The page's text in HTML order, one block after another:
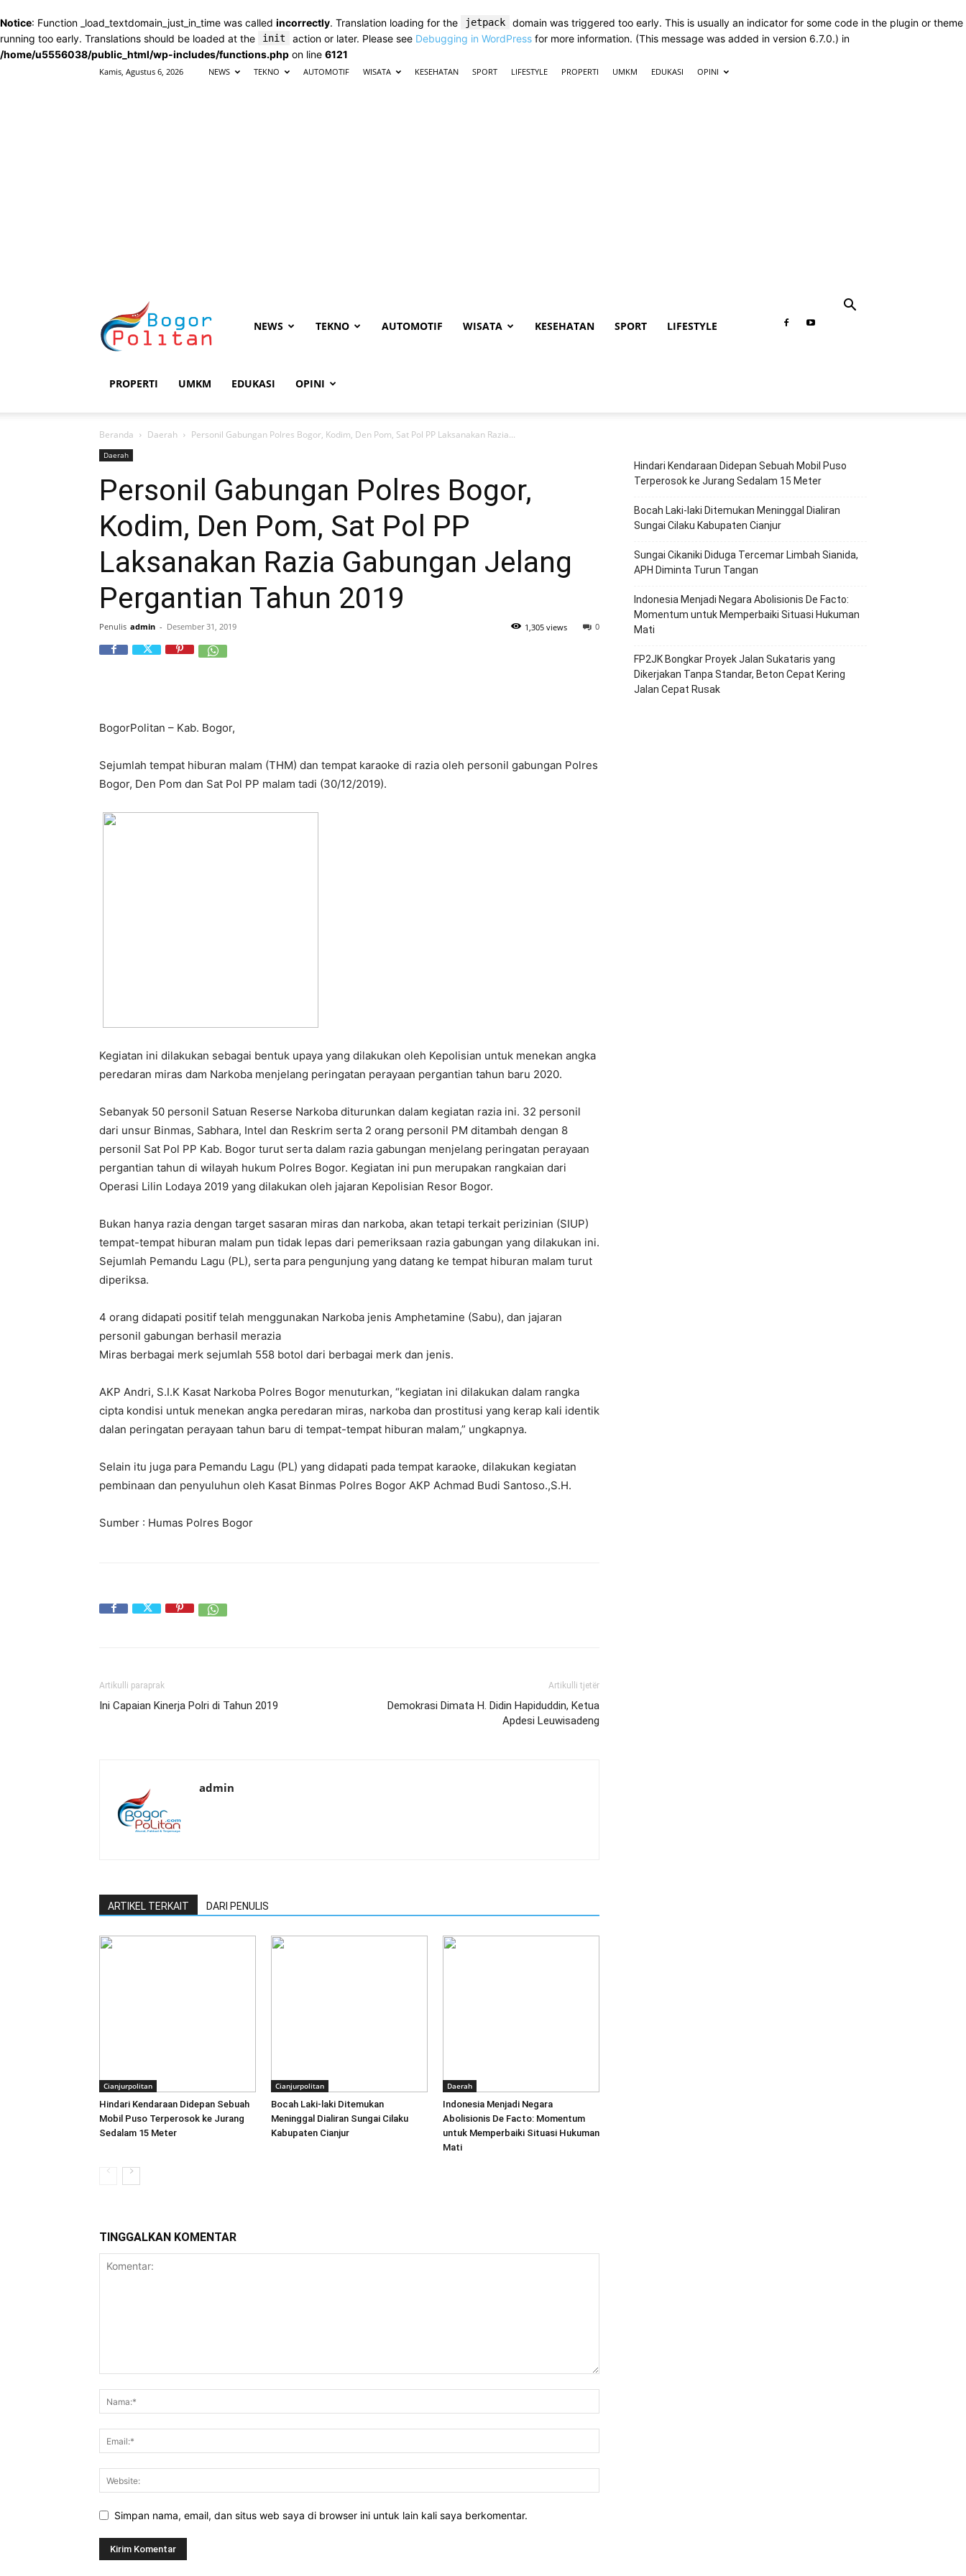
Notice: Function _load_textdomain_just_in_time was called incorrectly. Translation loading for the jetpack
domain was triggered too early. This is usually an indicator for some code in the plugin or theme
running too early. Translations should be loaded at the
init action or later. Please see Debugging in WordPress for more information. (This message was added in version 6.7.0.) in
/home/u5556038/public_html/wp-includes/functions.php on line 6121
Kamis, Agustus 6, 2026 NEWS TEKNO AUTOMOTIF WISATA KESEHATAN SPORT LIFESTYLE PROPERTI UMKM EDUKASI OPINI
Bogorpolitan
NEWS TEKNO AUTOMOTIF WISATA KESEHATAN SPORT LIFESTYLE
PROPERTI UMKM EDUKASI OPINI
Beranda Daerah Personil Gabungan Polres Bogor, Kodim, Den Pom, Sat Pol PP Laksanakan Razia...
Daerah
Personil Gabungan Polres Bogor,
Kodim, Den Pom, Sat Pol PP
Laksanakan Razia Gabungan Jelang
Pergantian Tahun 2019
Penulis admin - Desember 31, 2019 0
1,305 views
BogorPolitan – Kab. Bogor,
Sejumlah tempat hiburan malam (THM) dan tempat karaoke di razia oleh personil gabungan Polres
Bogor, Den Pom dan Sat Pol PP malam tadi (30/12/2019).
Kegiatan ini dilakukan sebagai bentuk upaya yang dilakukan oleh Kepolisian untuk menekan angka
peredaran miras dam Narkoba menjelang peringatan perayaan pergantian tahun baru 2020.
Sebanyak 50 personil Satuan Reserse Narkoba diturunkan dalam kegiatan razia ini. 32 personil
dari unsur Binmas, Sabhara, Intel dan Reskrim serta 2 orang personil PM ditambah dengan 8
personil Sat Pol PP Kab. Bogor turut serta dalam razia gabungan menjelang peringatan perayaan
pergantian tahun di wilayah hukum Polres Bogor. Kegiatan ini pun merupakan rangkaian dari
Operasi Lilin Lodaya 2019 yang dilakukan oleh jajaran Kepolisian Resor Bogor.
Bukan hanya razia dengan target sasaran miras dan narkoba, akan tetapi terkait perizinian (SIUP)
tempat-tempat hiburan malam pun tidak lepas dari pemeriksaan razia gabungan yang dilakukan ini.
Sejumlah Pemandu Lagu (PL), serta para pengunjung yang datang ke tempat hiburan malam turut
diperiksa.
4 orang didapati positif telah menggunakan Narkoba jenis Amphetamine (Sabu), dan jajaran
personil gabungan berhasil merazia
Miras berbagai merk sejumlah 558 botol dari berbagai merk dan jenis.
AKP Andri, S.I.K Kasat Narkoba Polres Bogor menuturkan, “kegiatan ini dilakukan dalam rangka
cipta kondisi untuk menekan angka peredaran miras, narkoba dan prostitusi yang kerap kali identik
dalan peringatan perayaan tahun baru di tempat-tempat hiburan malam,” ungkapnya.
Selain itu juga para Pemandu Lagu (PL) yang didapati pada tempat karaoke, dilakukan kegiatan
pembinaan dan penyuluhun oleh Kasat Binmas Polres Bogor AKP Achmad Budi Santoso.,S.H.
Sumber : Humas Polres Bogor
Artikulli paraprak
Ini Capaian Kinerja Polri di Tahun 2019
Artikulli tjetër
Demokrasi Dimata H. Didin Hapiduddin, Ketua
Apdesi Leuwisadeng
admin
ARTIKEL TERKAIT DARI PENULIS
Cianjurpolitan
Hindari Kendaraan Didepan Sebuah
Mobil Puso Terperosok ke Jurang
Sedalam 15 Meter
Cianjurpolitan
Bocah Laki-laki Ditemukan
Meninggal Dialiran Sungai Cilaku
Kabupaten Cianjur
Daerah
‎Indonesia Menjadi Negara
Abolisionis De Facto: Momentum
untuk Memperbaiki Situasi Hukuman
Mati
TINGGALKAN KOMENTAR
Simpan nama, email, dan situs web saya di browser ini untuk lain kali saya berkomentar.
Hindari Kendaraan Didepan Sebuah Mobil Puso
Terperosok ke Jurang Sedalam 15 Meter
Bocah Laki-laki Ditemukan Meninggal Dialiran
Sungai Cilaku Kabupaten Cianjur
Sungai Cikaniki Diduga Tercemar Limbah Sianida,
APH Diminta Turun Tangan
‎Indonesia Menjadi Negara Abolisionis De Facto:
Momentum untuk Memperbaiki Situasi Hukuman
Mati
FP2JK Bongkar Proyek Jalan Sukataris yang
Dikerjakan Tanpa Standar, Beton Cepat Kering
Jalan Cepat Rusak